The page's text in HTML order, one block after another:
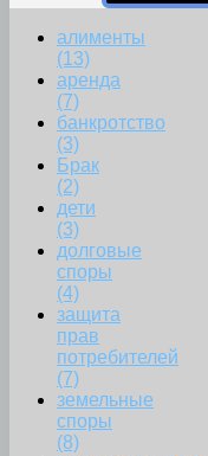
алименты
(13)
аренда
(7)
банкротство
(3)
Брак
(2)
дети
(3)
долговые
споры
(4)
защита
прав
потребителей
(7)
земельные
споры
(8)